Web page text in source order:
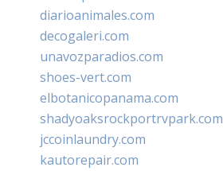
diarioanimales.com
decogaleri.com
unavozparadios.com
shoes-vert.com
elbotanicopanama.com
shadyoaksrockportrvpark.com
jccoinlaundry.com
kautorepair.com